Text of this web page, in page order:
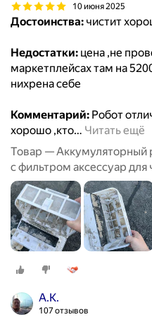
10 июня 2025
Достоинства: чистит
Недостатки: цена ,не
маркетплейсах там на
нихрена себе
Комментарий: Робот
хорошо ,кто… Читать ещё
Товар — Аккумуляторный
с фильтром аксессуар для
бассейна, беспроводной
А.К.
107 отзывов